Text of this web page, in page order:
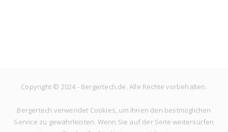
Copyright © 2024 - Bergertech.de. Alle Rechte vorbehalten.
Bergertech verwendet Cookies, um Ihnen den bestmöglichen
Service zu gewährleisten. Wenn Sie auf der Seite weitersurfen